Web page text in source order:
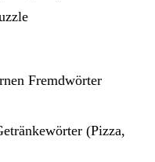
Fremdwörter
(Pizza,